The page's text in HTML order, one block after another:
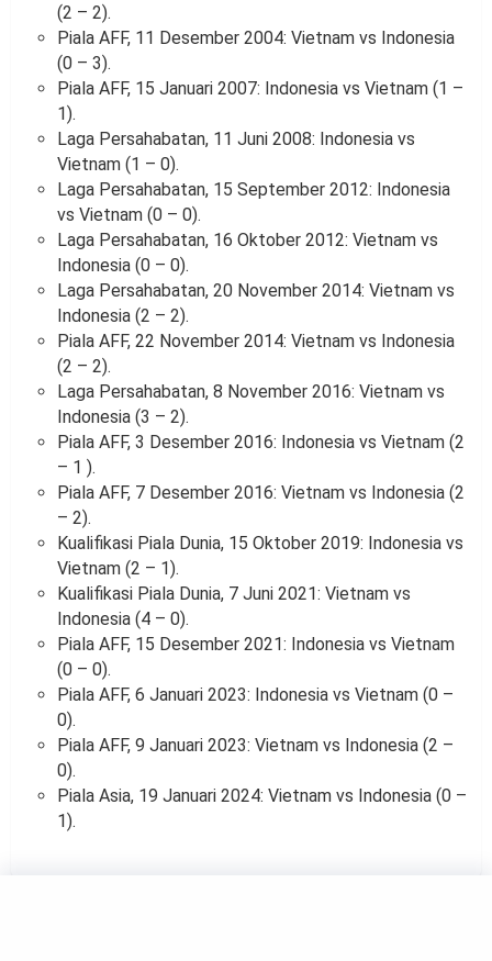
(2 – 2).
Piala AFF, 11 Desember 2004: Vietnam vs Indonesia
(0 – 3).
Piala AFF, 15 Januari 2007: Indonesia vs Vietnam (1 –
1).
Laga Persahabatan, 11 Juni 2008: Indonesia vs
Vietnam (1 – 0).
Laga Persahabatan, 15 September 2012: Indonesia
vs Vietnam (0 – 0).
Laga Persahabatan, 16 Oktober 2012: Vietnam vs
Indonesia (0 – 0).
Laga Persahabatan, 20 November 2014: Vietnam vs
Indonesia (2 – 2).
Piala AFF, 22 November 2014: Vietnam vs Indonesia
(2 – 2).
Laga Persahabatan, 8 November 2016: Vietnam vs
Indonesia (3 – 2).
Piala AFF, 3 Desember 2016: Indonesia vs Vietnam (2
– 1 ).
Piala AFF, 7 Desember 2016: Vietnam vs Indonesia (2
– 2).
Kualifikasi Piala Dunia, 15 Oktober 2019: Indonesia vs
Vietnam (2 – 1).
Kualifikasi Piala Dunia, 7 Juni 2021: Vietnam vs
Indonesia (4 – 0).
Piala AFF, 15 Desember 2021: Indonesia vs Vietnam
(0 – 0).
Piala AFF, 6 Januari 2023: Indonesia vs Vietnam (0 –
0).
Piala AFF, 9 Januari 2023: Vietnam vs Indonesia (2 –
0).
Piala Asia, 19 Januari 2024: Vietnam vs Indonesia (0 –
1).